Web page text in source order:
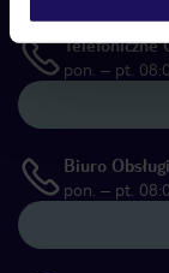
Telefoniczne
pon. – pt.
Biuro
pon. – pt.